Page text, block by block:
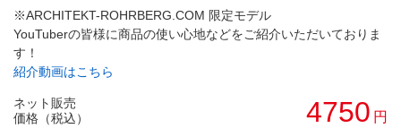
※ARCHITEKT-ROHRBERG.COM 限定モデル
YouTuberの皆様に商品の使い心地などをご紹介いただいておりま
す！
紹介動画はこちら
ネット販売
価格（税込）
4750 円